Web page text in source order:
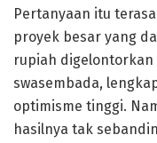
Pertanyaan itu
proyek besar yang
rupiah
swasembada,
optimisme tinggi.
hasilnya tak